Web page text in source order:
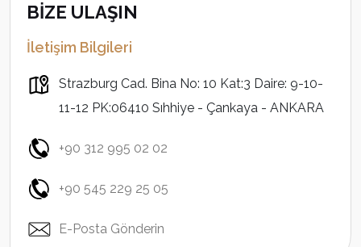
BİZE ULAŞIN
İletişim Bilgileri
Strazburg Cad. Bina No: 10 Kat:3 Daire: 9-10-
11-12 PK:06410 Sıhhiye - Çankaya - ANKARA
+90 312 995 02 02
+90 545 229 25 05
E-Posta Gönderin